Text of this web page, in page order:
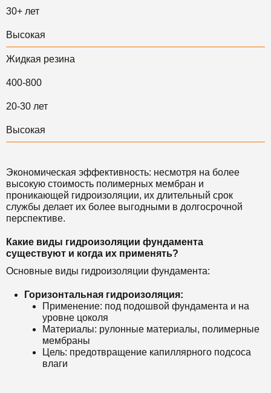
30+ лет
Высокая
Жидкая резина
400-800
20-30 лет
Высокая
Экономическая эффективность: несмотря на более
высокую стоимость полимерных мембран и
проникающей гидроизоляции, их длительный срок
службы делает их более выгодными в долгосрочной
перспективе.
Какие виды гидроизоляции фундамента
существуют и когда их применять?
Основные виды гидроизоляции фундамента:
Горизонтальная гидроизоляция:
Применение: под подошвой фундамента и на
уровне цоколя
Материалы: рулонные материалы, полимерные
мембраны
Цель: предотвращение капиллярного подсоса
влаги